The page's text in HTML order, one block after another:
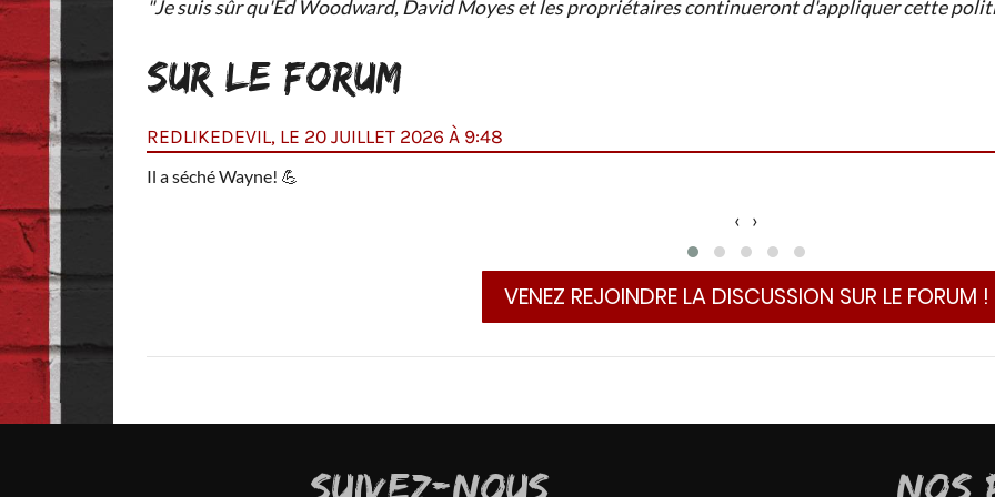
"Je suis sûr qu'Ed Woodward, David Moyes et les propriétaires continueront d'appliquer cette
SUR LE FORUM
REDLIKEDEVIL, LE 20 JUILLET 2026 À 9:48
Il a séché Wayne! 💪
‹ ›
VENEZ REJOINDRE LA DISCUSSION SUR LE FORUM !